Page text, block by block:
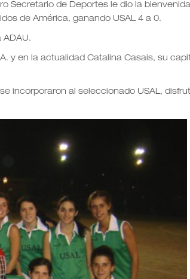
Secretario de Deportes le dio la
de América, ganando USAL 4 a 0.
ADAU.
y en la actualidad Catalina Casais, su
incorporaron al seleccionado USAL,